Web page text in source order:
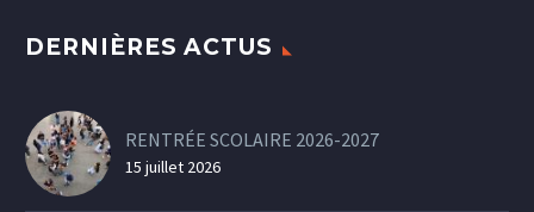
DERNIÈRES ACTUS
RENTRÉE SCOLAIRE 2026-2027
15 juillet 2026